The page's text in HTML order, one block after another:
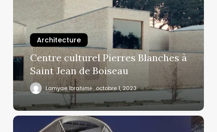
Architecture
Centre culturel Pierres Blanches à
Saint Jean de Boiseau
Lamyae Ibrahimi octobre 1, 2023